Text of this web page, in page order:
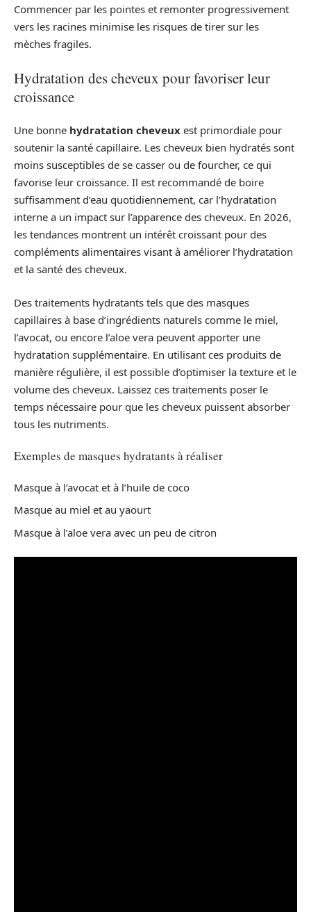
Commencer par les pointes et remonter progressivement
vers les racines minimise les risques de tirer sur les
mèches fragiles.
Hydratation des cheveux pour favoriser leur
croissance
Une bonne hydratation cheveux est primordiale pour
soutenir la santé capillaire. Les cheveux bien hydratés sont
moins susceptibles de se casser ou de fourcher, ce qui
favorise leur croissance. Il est recommandé de boire
suffisamment d’eau quotidiennement, car l’hydratation
interne a un impact sur l’apparence des cheveux. En 2026,
les tendances montrent un intérêt croissant pour des
compléments alimentaires visant à améliorer l’hydratation
et la santé des cheveux.
Des traitements hydratants tels que des masques
capillaires à base d’ingrédients naturels comme le miel,
l’avocat, ou encore l’aloe vera peuvent apporter une
hydratation supplémentaire. En utilisant ces produits de
manière régulière, il est possible d’optimiser la texture et le
volume des cheveux. Laissez ces traitements poser le
temps nécessaire pour que les cheveux puissent absorber
tous les nutriments.
Exemples de masques hydratants à réaliser
Masque à l’avocat et à l’huile de coco
Masque au miel et au yaourt
Masque à l’aloe vera avec un peu de citron